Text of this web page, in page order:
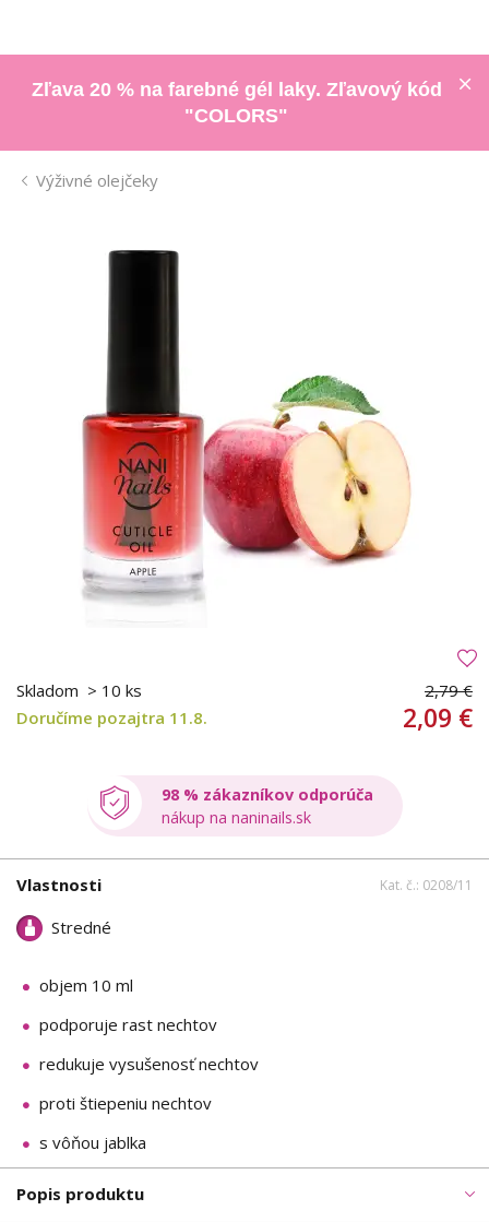
Zľava 20 % na farebné gél laky. Zľavový kód
"COLORS"
Výživné olejčeky
Skladom > 10 ks
Doručíme pozajtra 11.8.
2,79 €
2,09 €
98 % zákazníkov odporúča
nákup na naninails.sk
Vlastnosti Kat. č.: 0208/11
Stredné
objem 10 ml
podporuje rast nechtov
redukuje vysušenosť nechtov
proti štiepeniu nechtov
s vôňou jablka
Popis produktu